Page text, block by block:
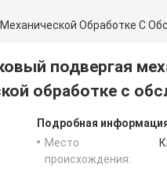
подвергая
обработке с
Подробная
Место
происхождения: